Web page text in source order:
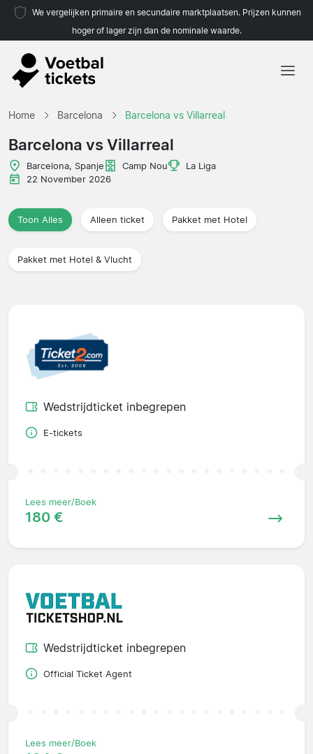
We vergelijken primaire en secundaire marktplaatsen. Prijzen kunnen
hoger of lager zijn dan de nominale waarde.
Home Barcelona Barcelona vs Villarreal
Barcelona vs Villarreal
Barcelona, Spanje Camp Nou
La Liga
22 November 2026
Toon Alles Alleen ticket Pakket met Hotel
Pakket met Hotel & Vlucht
Wedstrijdticket inbegrepen
E-tickets
Lees meer/Boek
180 €
Wedstrijdticket inbegrepen
Official Ticket Agent
Lees meer/Boek